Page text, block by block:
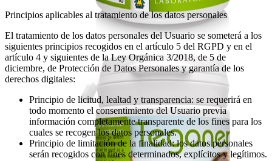
Principios aplicables al tratamiento de los datos personales
El tratamiento de los datos personales del Usuario se someterá a los
siguientes principios recogidos en el artículo 5 del RGPD y en el
artículo 4 y siguientes de la Ley Orgánica 3/2018, de 5 de
diciembre, de Protección de Datos Personales y garantía de los
derechos digitales:
Principio de licitud, lealtad y transparencia: se requerirá en
todo momento el consentimiento del Usuario previa
información completamente transparente de los fines para los
cuales se recogen los datos personales.
Principio de limitación de la finalidad: los datos personales
serán recogidos con fines determinados, explícitos y legítimos.